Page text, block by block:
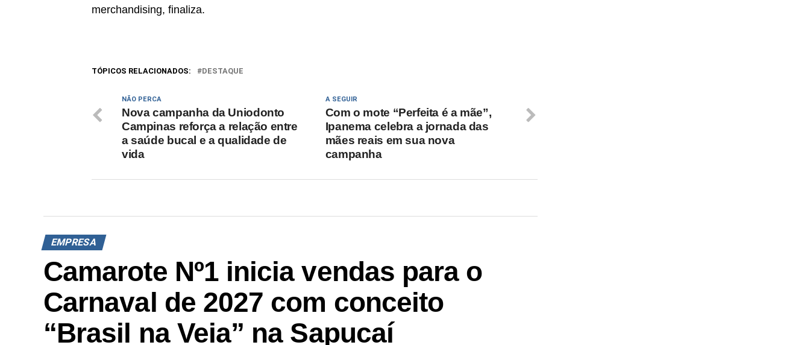
merchandising, finaliza.
TÓPICOS RELACIONADOS: DESTAQUE
A SEGUIR
Com o mote “Perfeita é a mãe”,
Ipanema celebra a jornada das
mães reais em sua nova
campanha
NÃO PERCA
Nova campanha da Uniodonto
Campinas reforça a relação entre
a saúde bucal e a qualidade de
vida
EMPRESA
Camarote Nº1 inicia vendas para o
Carnaval de 2027 com conceito
“Brasil na Veia” na Sapucaí